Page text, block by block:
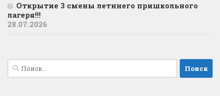
Открытие 3 смены летннего пришкольного
лагеря!!!
28.07.2026
Найти: